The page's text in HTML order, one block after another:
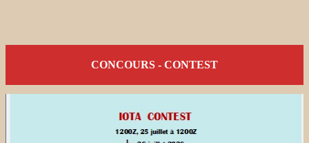
CONCOURS - CONTEST